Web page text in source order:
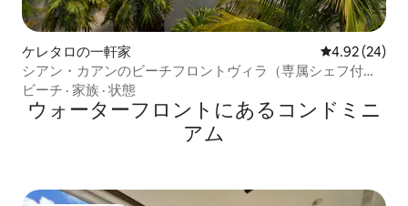
ケレタロの一軒家 レビュー24
4.92 (24)
シアン・カアンのビーチフロントヴィラ（専属シェフ付
き）
ビーチ · 家族 · 状態
ウォーターフロントにあるコンドミニ
アム